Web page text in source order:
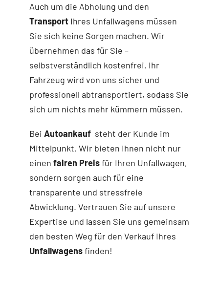
Auch um die Abholung und den
TransportIhres Unfallwagens müssen
Sie sich keine Sorgen machen. Wir
übernehmen das für Sie –
selbstverständlich kostenfrei. Ihr
Fahrzeug wird von uns sicher und
professionell abtransportiert, sodass Sie
sich um nichts mehr kümmern müssen.
Bei Autoankauf steht der Kunde im
Mittelpunkt. Wir bieten Ihnen nicht nur
einen fairen Preisfür Ihren Unfallwagen,
sondern sorgen auch für eine
transparente und stressfreie
Abwicklung. Vertrauen Sie auf unsere
Expertise und lassen Sie uns gemeinsam
den besten Weg für den Verkauf Ihres
Unfallwagensfinden!